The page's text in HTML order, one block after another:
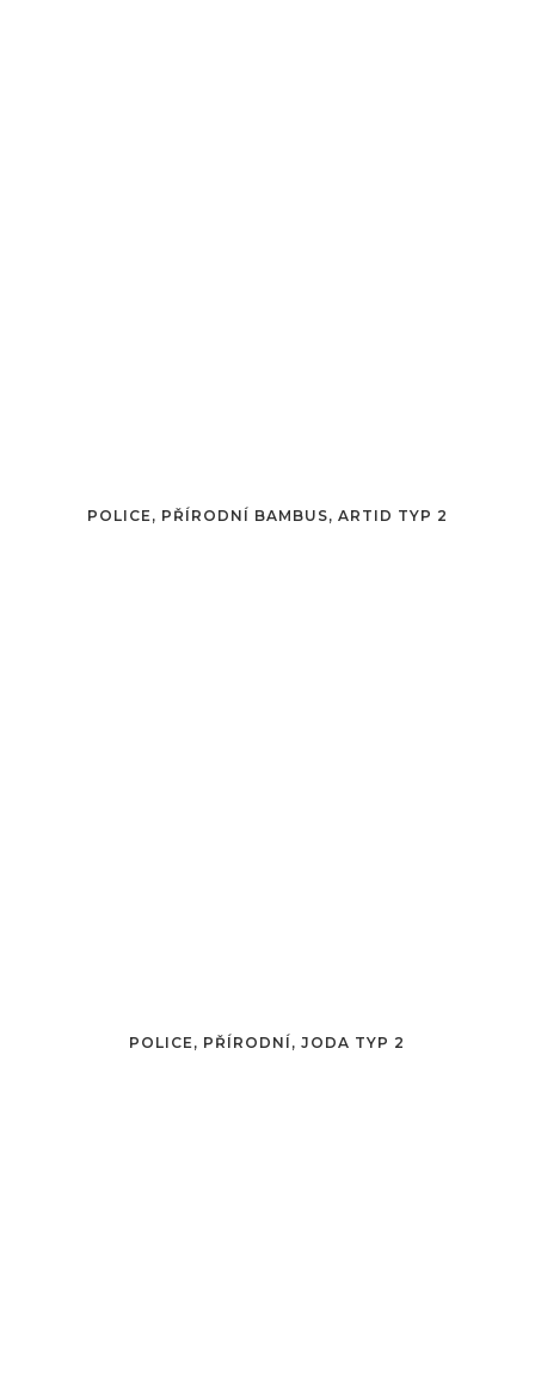
POLICE, PŘÍRODNÍ BAMBUS, ARTID TYP 2
POLICE, PŘÍRODNÍ, JODA TYP 2